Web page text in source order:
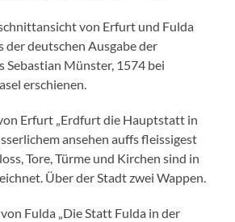
von Erfurt und Fulda
der deutschen Ausgabe der
Sebastian Münster, 1574 bei
erschienen.
Erfurt „Erdfurt die Hauptstatt in
ansehen auffs fleissigest
Tore, Türme und Kirchen sind in
Über der Stadt zwei Wappen.
Fulda „Die Statt Fulda in der